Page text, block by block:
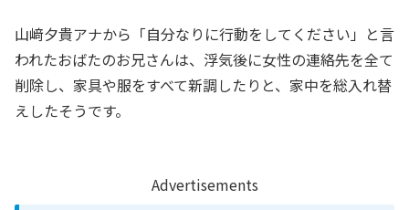
山﨑夕貴アナから「自分なりに行動をしてください」と言
われたおばたのお兄さんは、浮気後に女性の連絡先を全て
削除し、家具や服をすべて新調したりと、家中を総入れ替
えしたそうです。
Advertisements